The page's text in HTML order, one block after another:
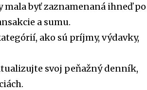
mala byť zaznamenaná ihneď po
a sumu.
ako sú príjmy, výdavky,
svoj peňažný denník,